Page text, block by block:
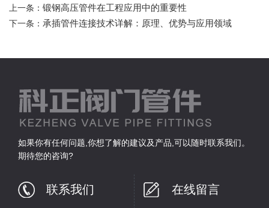
上一条： 锻钢高压管件在工程应用中的重要性
下一条： 承插管件连接技术详解：原理、优势与应用领域
如果你有任何问题,你想了解的建议及产品,可以随时联系我们。
期待您的咨询?
联系我们 在线留言